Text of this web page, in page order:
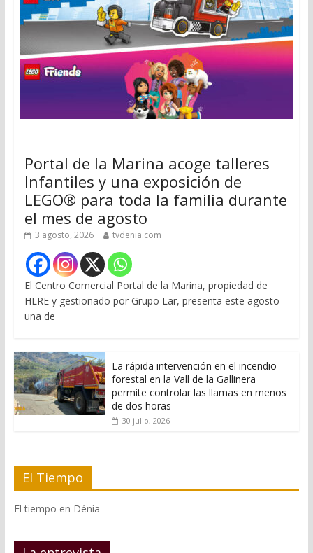
Portal de la Marina acoge talleres
Infantiles y una exposición de
LEGO® para toda la familia durante
el mes de agosto
3 agosto, 2026 tvdenia.com
El Centro Comercial Portal de la Marina, propiedad de
HLRE y gestionado por Grupo Lar, presenta este agosto
una de
La rápida intervención en el incendio
forestal en la Vall de la Gallinera
permite controlar las llamas en menos
de dos horas
30 julio, 2026
El Tiempo
El tiempo en Dénia